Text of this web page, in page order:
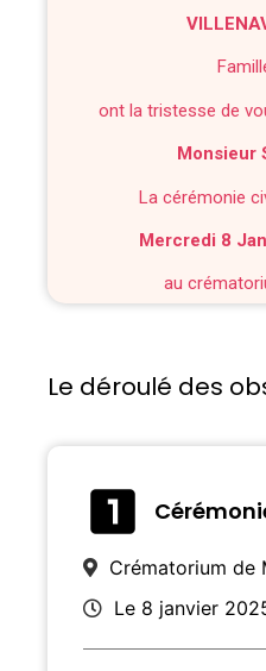
ont la tristesse de
Monsieur
La cérémonie
Mercredi 8
au
Le déroulé des
Crématorium de
Le 8 janvier